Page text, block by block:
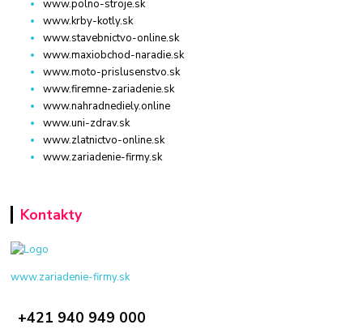
www.polno-stroje.sk
www.krby-kotly.sk
www.stavebnictvo-online.sk
www.maxiobchod-naradie.sk
www.moto-prislusenstvo.sk
www.firemne-zariadenie.sk
www.nahradnediely.online
www.uni-zdrav.sk
www.zlatnictvo-online.sk
www.zariadenie-firmy.sk
Kontakty
www.zariadenie-firmy.sk
+421 940 949 000